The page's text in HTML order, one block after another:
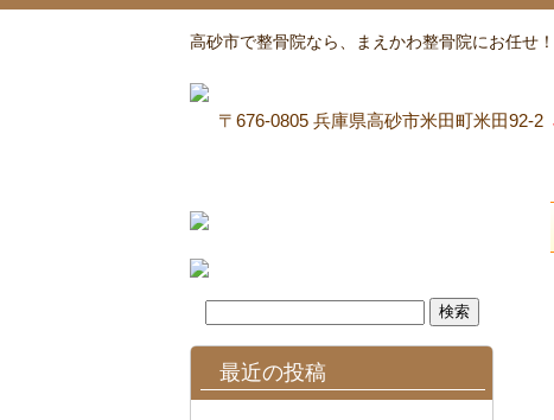
高砂市で整骨院なら、まえかわ整骨院にお任せ
〒676-0805 兵庫県高砂市米田町米田92-2
最近の投稿